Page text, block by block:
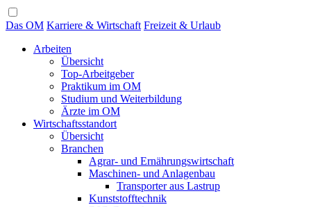
Das OM Karriere & Wirtschaft Freizeit & Urlaub
Arbeiten
Übersicht
Top-Arbeitgeber
Praktikum im OM
Studium und Weiterbildung
Ärzte im OM
Wirtschaftsstandort
Übersicht
Branchen
Agrar- und Ernährungswirtschaft
Maschinen- und Anlagenbau
Transporter aus Lastrup
Kunststofftechnik